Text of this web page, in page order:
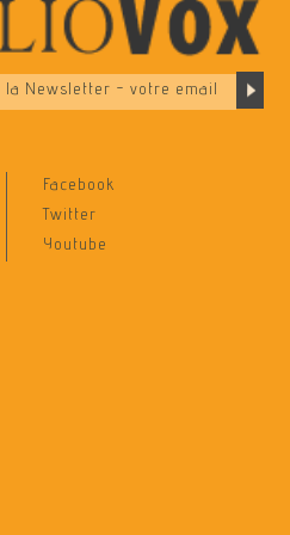
Facebook
Twitter
Youtube